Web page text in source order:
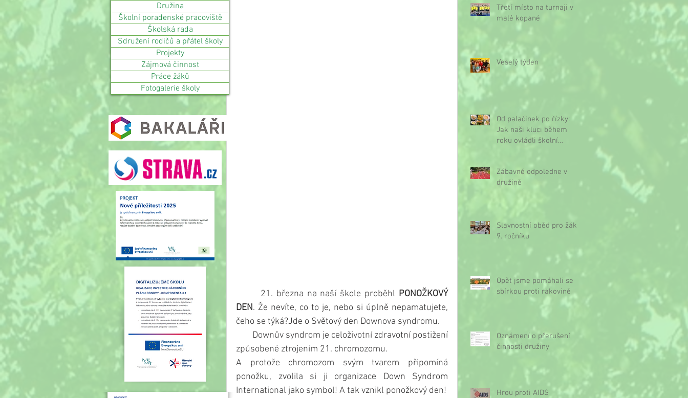
       21. března na naší škole proběhl
PONOŽKOVÝ
DEN. Že nevíte, co to je, nebo si úplně nepamatujete,
čeho se týká?Jde o Světový den Downova syndromu.
způsobené ztrojením 21. chromozomu.
A protože chromozom svým tvarem připomíná
ponožku, zvolila si ji organizace Down Syndrom
International jako symbol! A tak vznikl ponožkový den!
Třetí místo na turnaji v
malé kopané
Veselý týden
Od palačinek po řízky:
Jak naši kluci během
roku ovládli školní
Zábavné odpoledne v
družině
Slavnostní oběd pro žáky
9. ročníku
Opět jsme pomáhali se
sbírkou proti rakovině
Oznámení o přerušení
činnosti družiny
Hrou proti AIDS
Družina
Školní poradenské pracoviště
Školská rada
Sdružení rodičů a přátel školy
Projekty
Zájmová činnost
Práce žáků
Fotogalerie školy